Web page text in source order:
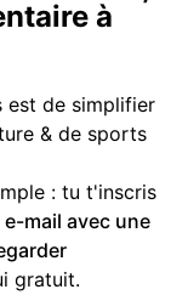
à
est de simplifier
& de sports
: tu t'inscris
mail avec une
gratuit.